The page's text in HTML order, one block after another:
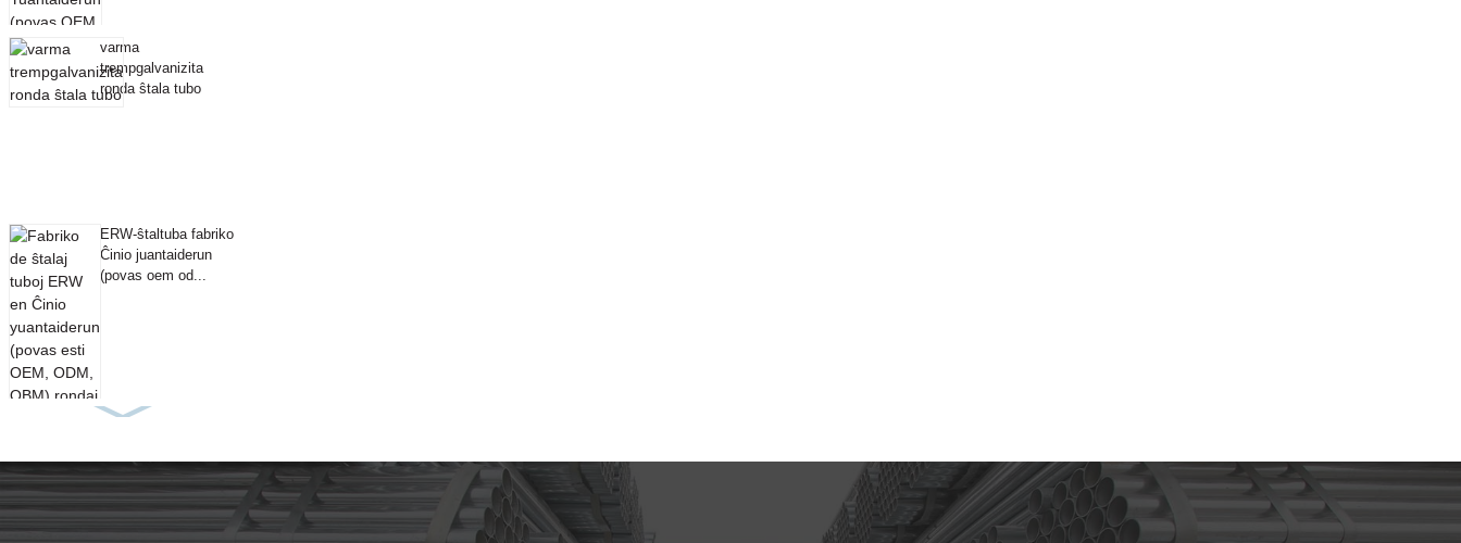
varma
trempgalvanizita
ronda ŝtala tubo
ERW-ŝtaltuba fabriko
Ĉinio juantaiderun
(povas oem od...